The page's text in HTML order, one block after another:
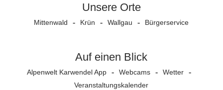
Unsere Orte
Mittenwald Krün Wallgau Bürgerservice
Auf einen Blick
Alpenwelt Karwendel App Webcams
Wetter
Veranstaltungs­kalender